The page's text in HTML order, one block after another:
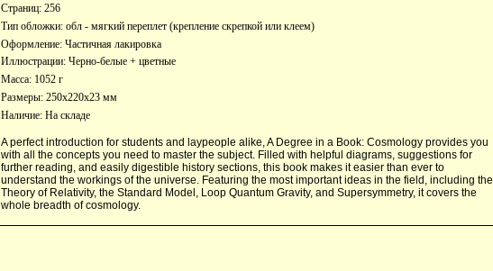
Страниц: 256
Тип обложки: обл - мягкий переплет (крепление скрепкой или клеем)
Оформление: Частичная лакировка
Иллюстрации: Черно-белые + цветные
Масса: 1052 г
Размеры: 250x220x23 мм
Наличие: На складе
A perfect introduction for students and laypeople alike, A Degree in a Book: Cosmology provides you
with all the concepts you need to master the subject. Filled with helpful diagrams, suggestions for
further reading, and easily digestible history sections, this book makes it easier than ever to
understand the workings of the universe. Featuring the most important ideas in the field, including the
Theory of Relativity, the Standard Model, Loop Quantum Gravity, and Supersymmetry, it covers the
whole breadth of cosmology.